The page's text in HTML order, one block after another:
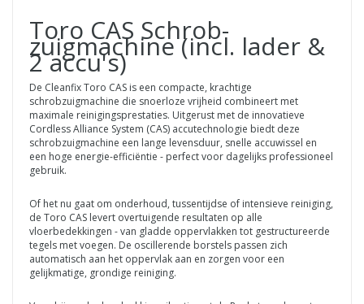
Toro CAS Schrob-
zuigmachine (incl. lader &
2 accu's)
De Cleanfix Toro CAS is een compacte, krachtige
schrobzuigmachine die snoerloze vrijheid combineert met
maximale reinigingsprestaties. Uitgerust met de innovatieve
Cordless Alliance System (CAS) accutechnologie biedt deze
schrobzuigmachine een lange levensduur, snelle accuwissel en
een hoge energie-efficiëntie - perfect voor dagelijks professioneel
gebruik.
Of het nu gaat om onderhoud, tussentijdse of intensieve reiniging,
de Toro CAS levert overtuigende resultaten op alle
vloerbedekkingen - van gladde oppervlakken tot gestructureerde
tegels met voegen. De oscillerende borstels passen zich
automatisch aan het oppervlak aan en zorgen voor een
gelijkmatige, grondige reiniging.